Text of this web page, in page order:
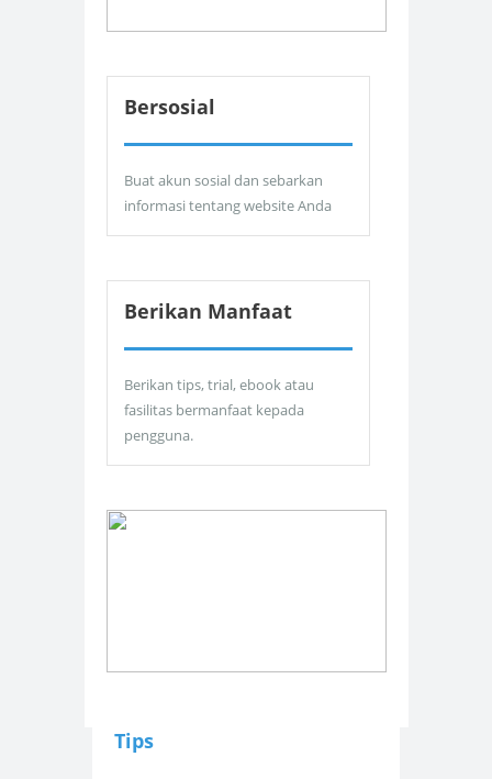
Bersosial
Buat akun sosial dan sebarkan
informasi tentang website Anda
Berikan Manfaat
Berikan tips, trial, ebook atau
fasilitas bermanfaat kepada
pengguna.
Tips